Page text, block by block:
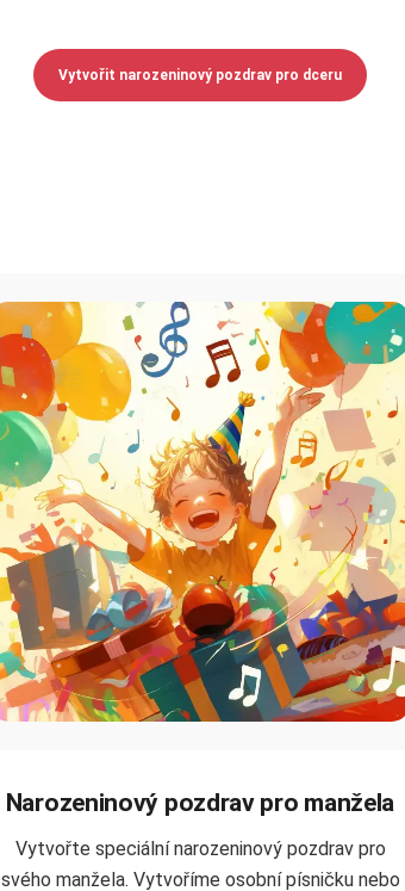
Vytvořit narozeninový pozdrav pro dceru
Narozeninový pozdrav pro manžela
Vytvořte speciální narozeninový pozdrav pro
svého manžela. Vytvoříme osobní písničku nebo